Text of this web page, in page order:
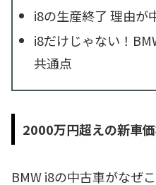
i8の生産終了 理由が
i8だけじゃない！
共通点
2000万円超えの新車
BMW i8の中古車がなぜ